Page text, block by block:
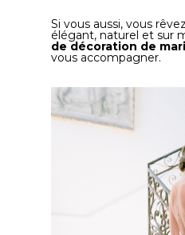
Si vous aussi, vous
élégant, naturel et sur
de décoration de
vous accompagner.